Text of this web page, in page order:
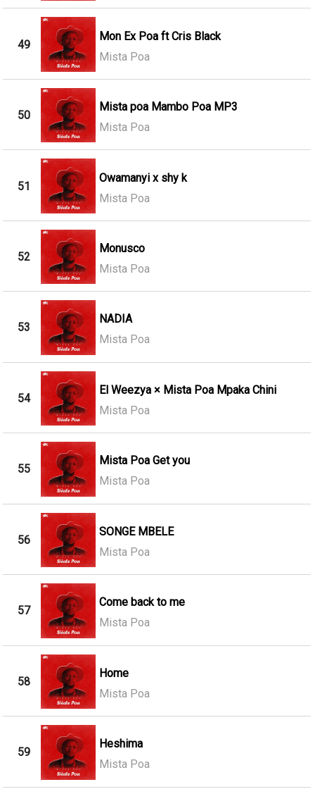
49
Mon Ex Poa ft Cris Black
Mista Poa
50
Mista poa Mambo Poa MP3
Mista Poa
51
Owamanyi x shy k
Mista Poa
52
Monusco
Mista Poa
53
NADIA
Mista Poa
54
El Weezya × Mista Poa Mpaka Chini
Mista Poa
55
Mista Poa Get you
Mista Poa
56
SONGE MBELE
Mista Poa
57
Come back to me
Mista Poa
58
Home
Mista Poa
59
Heshima
Mista Poa